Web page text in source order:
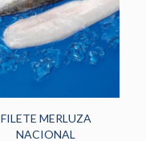
FILETE MERLUZA
NACIONAL